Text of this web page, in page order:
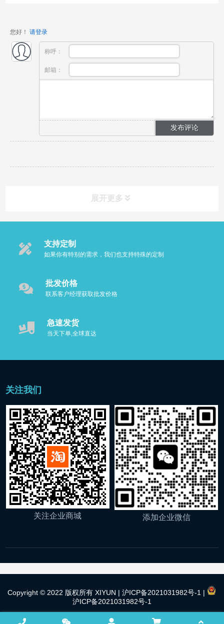
您好！ 请登录
称呼：
邮箱：
展开更多
支持定制
如果你有特别的需求，我们也支持特殊的定制
批发价格
联系客户经理获取批发价格
急速发货
当天下单,全球直达
关注我们
关注企业商城 添加企业微信
Copyright © 2022 版权所有 XIYUN | 沪ICP备2021031982号-1 |
沪ICP备2021031982号-1